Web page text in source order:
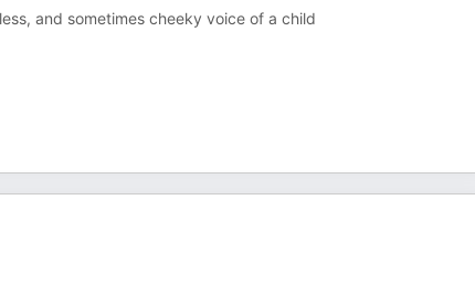
and sometimes cheeky voice of a child